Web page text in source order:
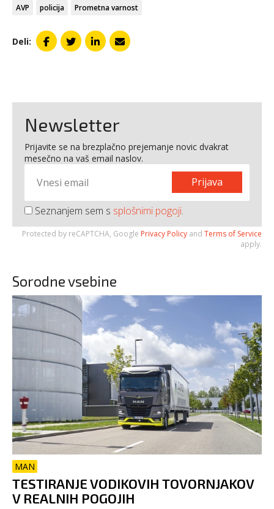
AVP policija Prometna varnost
Deli:
Newsletter
Prijavite se na brezplačno prejemanje novic dvakrat
mesečno na vaš email naslov.
Prijava
Seznanjem sem s splošnimi pogoji.
Protected by reCAPTCHA, Google Privacy Policy and Terms of Service
apply.
Sorodne vsebine
MAN
TESTIRANJE VODIKOVIH TOVORNJAKOV
V REALNIH POGOJIH